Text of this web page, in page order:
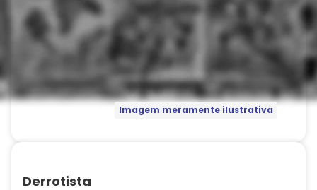
Imagem meramente ilustrativa
Derrotista